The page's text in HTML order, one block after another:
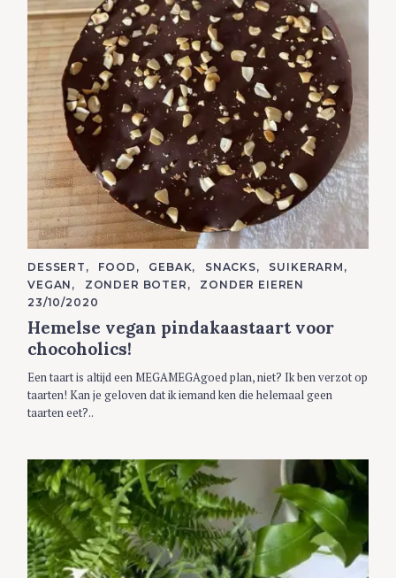
C
A
T
E
O
R
I
E
S
DESSERT FOOD GEBAK SNACKS
SUIKERARM
VEGAN
ZONDER BOTER
ZONDER EIEREN
23/10/2020
Hemelse vegan pindakaastaart voor
chocoholics!
Een taart is altijd een MEGAMEGAgoed plan, niet? Ik ben verzot op
taarten! Kan je geloven dat ik iemand ken die helemaal geen
taarten eet?..
h
o